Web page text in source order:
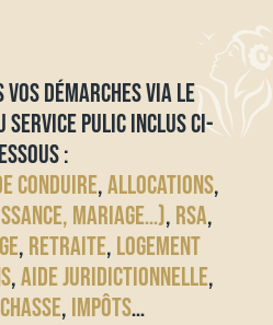
DÉMARCHES VIA LE
SERVICE PULIC INCLUS CI-
:
CONDUIRE,ALLOCATIONS,
MARIAGE…), RSA,
, RETRAITE, LOGEMENT
,AIDE JURIDICTIONNELLE,
, IMPÔTS…